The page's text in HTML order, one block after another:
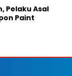
Pelaku Asal
Paint